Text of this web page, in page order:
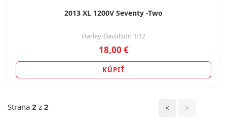
2013 XL 1200V Seventy -Two
Harley-Davidson 1:12
18,00 €
KÚPIŤ
Strana 2 z 2 < >